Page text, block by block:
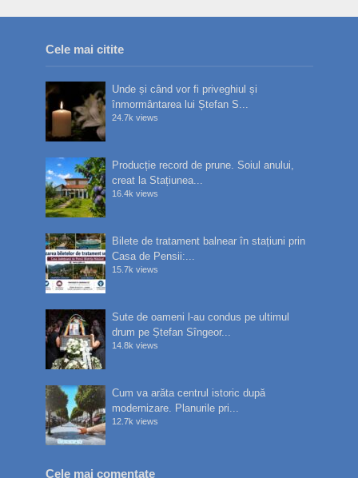
Cele mai citite
Unde și când vor fi priveghiul și
înmormântarea lui Ștefan S...
24.7k views
Producție record de prune. Soiul anului,
creat la Stațiunea...
16.4k views
Bilete de tratament balnear în stațiuni prin
Casa de Pensii:...
15.7k views
Sute de oameni l-au condus pe ultimul
drum pe Ștefan Sîngeor...
14.8k views
Cum va arăta centrul istoric după
modernizare. Planurile pri...
12.7k views
Cele mai comentate